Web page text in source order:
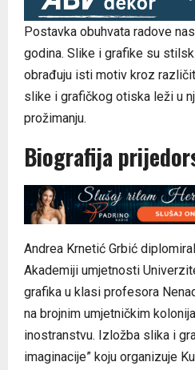
Postavka obuhvata radove
godina. Slike i grafike su
obrađuju isti motiv kroz
slike i grafičkog otiska leži u
prožimanju.
Biografija
Andrea Krnetić Grbić
Akademiji umjetnosti
grafika u klasi profesora
na brojnim umjetničkim
inostranstvu. Izložba slika i
imaginacije” koju organizuje